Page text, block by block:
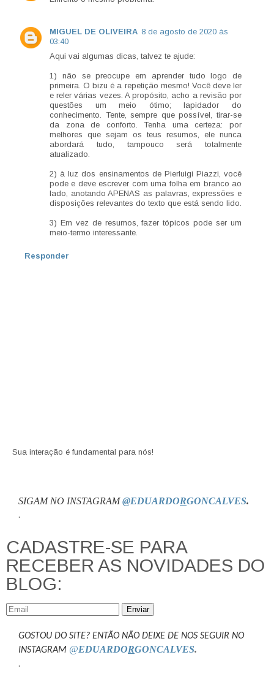
MIGUEL DE OLIVEIRA 8 de agosto de 2020 às
03:40
Aqui vai algumas dicas, talvez te ajude:
1) não se preocupe em aprender tudo logo de
primeira. O bizu é a repetição mesmo! Você deve ler
e reler várias vezes. A propósito, acho a revisão por
questões um meio ótimo; lapidador do
conhecimento. Tente, sempre que possível, tirar-se
da zona de conforto. Tenha uma certeza: por
melhores que sejam os teus resumos, ele nunca
abordará tudo, tampouco será totalmente
atualizado.
2) à luz dos ensinamentos de Pierluigi Piazzi, você
pode e deve escrever com uma folha em branco ao
lado, anotando APENAS as palavras, expressões e
disposições relevantes do texto que está sendo lido.
3) Em vez de resumos, fazer tópicos pode ser um
meio-termo interessante.
Responder
Sua interação é fundamental para nós!
SIGAM NO INSTAGRAM@EDUARDORGONCALVES.
.
CADASTRE-SE PARA
RECEBER AS NOVIDADES DO
BLOG:
Enviar
GOSTOU DO SITE? ENTÃO NÃO DEIXE DE NOS SEGUIR NO
INSTAGRAM @EDUARDORGONCALVES.
.